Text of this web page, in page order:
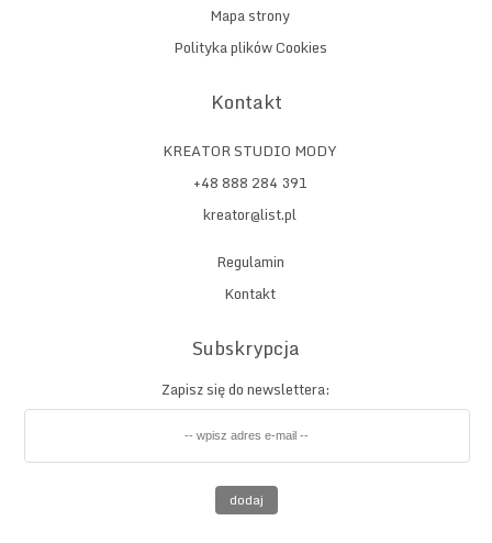
Mapa strony
Polityka plików Cookies
Kontakt
KREATOR STUDIO MODY
+48 888 284 391
kreator@list.pl
Regulamin
Kontakt
Subskrypcja
Zapisz się do newslettera:
dodaj